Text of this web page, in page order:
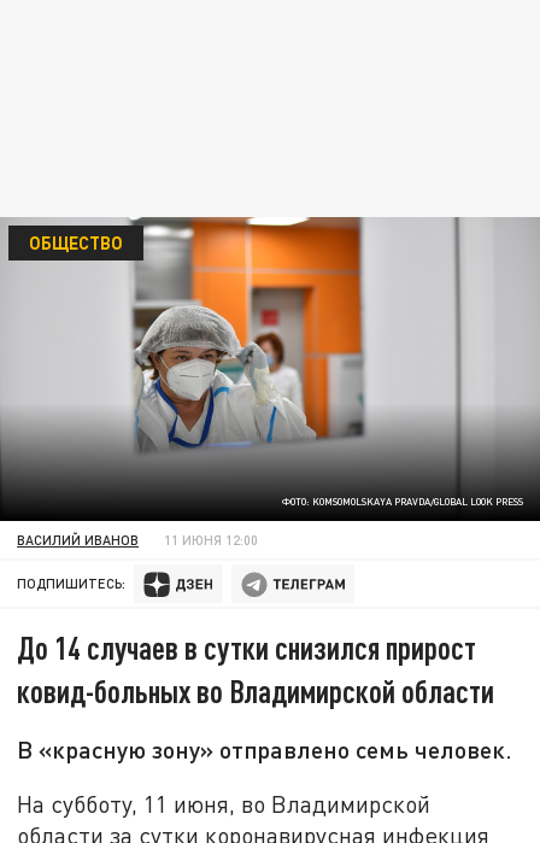
ФОТО: KOMSOMOLSKAYA PRAVDA/GLOBAL LOOK PRESS
ОБЩЕСТВО
ВАСИЛИЙ ИВАНОВ 11 ИЮНЯ 12:00
ПОДПИШИТЕСЬ:
До 14 случаев в сутки снизился прирост
ковид-больных во Владимирской области
В «красную зону» отправлено семь человек.
На субботу, 11 июня, во Владимирской
области за сутки коронавирусная инфекция